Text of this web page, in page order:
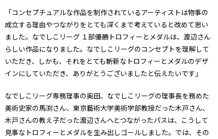
「コンセプチュアルな作品を制作されているアーティストは物事の
成立する理由やつながりをとても深くまで考えていると改めて思い
ました。なでしこリーグ １部優勝トロフィーとメダルは、渡辺さん
らしい作品になりました。なでしこリーグのコンセプトを理解して
いただき、しかも、それをとても斬新なトロフィーとメダルのデザ
インにしていただき、ありがとうございましたと伝えたいです」
なでしこリーグ専務理事の奥田、なでしこリーグの理事長を務めた
美術史家の馬渕さん、東京藝術大学美術学部教授だった木戸さん、
木戸さんの教え子だった渡辺さんへとつながったパスは、こうして
見事なトロフィーとメダルを生み出しゴールしました。では、その